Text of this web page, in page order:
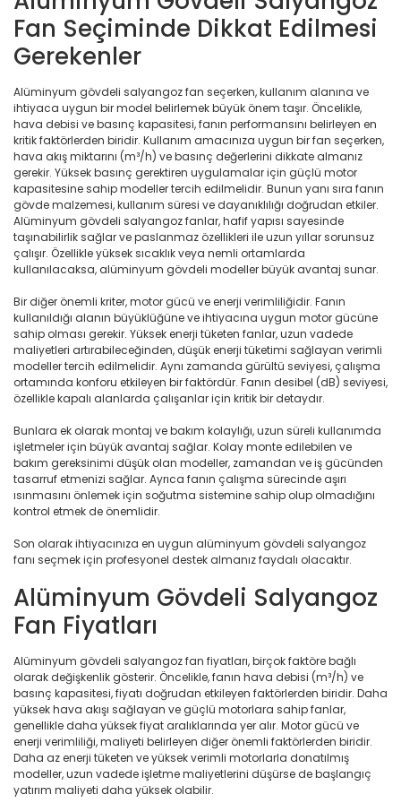
Fan Seçiminde Dikkat Edilmesi
Gerekenler
Alüminyum gövdeli salyangoz fan seçerken, kullanım alanına ve
ihtiyaca uygun bir model belirlemek büyük önem taşır. Öncelikle,
hava debisi ve basınç kapasitesi, fanın performansını belirleyen en
kritik faktörlerden biridir. Kullanım amacınıza uygun bir fan seçerken,
hava akış miktarını (m³/h) ve basınç değerlerini dikkate almanız
gerekir. Yüksek basınç gerektiren uygulamalar için güçlü motor
kapasitesine sahip modeller tercih edilmelidir. Bunun yanı sıra fanın
gövde malzemesi, kullanım süresi ve dayanıklılığı doğrudan etkiler.
Alüminyum gövdeli salyangoz fanlar, hafif yapısı sayesinde
taşınabilirlik sağlar ve paslanmaz özellikleri ile uzun yıllar sorunsuz
çalışır. Özellikle yüksek sıcaklık veya nemli ortamlarda
kullanılacaksa, alüminyum gövdeli modeller büyük avantaj sunar.
Bir diğer önemli kriter, motor gücü ve enerji verimliliğidir. Fanın
kullanıldığı alanın büyüklüğüne ve ihtiyacına uygun motor gücüne
sahip olması gerekir. Yüksek enerji tüketen fanlar, uzun vadede
maliyetleri artırabileceğinden, düşük enerji tüketimi sağlayan verimli
modeller tercih edilmelidir. Aynı zamanda gürültü seviyesi, çalışma
ortamında konforu etkileyen bir faktördür. Fanın desibel (dB) seviyesi,
özellikle kapalı alanlarda çalışanlar için kritik bir detaydır.
Bunlara ek olarak montaj ve bakım kolaylığı, uzun süreli kullanımda
işletmeler için büyük avantaj sağlar. Kolay monte edilebilen ve
bakım gereksinimi düşük olan modeller, zamandan ve iş gücünden
tasarruf etmenizi sağlar. Ayrıca fanın çalışma sürecinde aşırı
ısınmasını önlemek için soğutma sistemine sahip olup olmadığını
kontrol etmek de önemlidir.
Son olarak ihtiyacınıza en uygun alüminyum gövdeli salyangoz
fanı seçmek için profesyonel destek almanız faydalı olacaktır.
Alüminyum Gövdeli Salyangoz
Fan Fiyatları
Alüminyum gövdeli salyangoz fan fiyatları, birçok faktöre bağlı
olarak değişkenlik gösterir. Öncelikle, fanın hava debisi (m³/h) ve
basınç kapasitesi, fiyatı doğrudan etkileyen faktörlerden biridir. Daha
yüksek hava akışı sağlayan ve güçlü motorlara sahip fanlar,
genellikle daha yüksek fiyat aralıklarında yer alır. Motor gücü ve
enerji verimliliği, maliyeti belirleyen diğer önemli faktörlerden biridir.
Daha az enerji tüketen ve yüksek verimli motorlarla donatılmış
modeller, uzun vadede işletme maliyetlerini düşürse de başlangıç
yatırım maliyeti daha yüksek olabilir.